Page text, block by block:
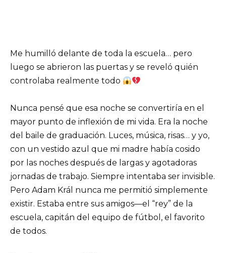
Me humilló delante de toda la escuela… pero
luego se abrieron las puertas y se reveló quién
controlaba realmente todo
Nunca pensé que esa noche se convertiría en el
mayor punto de inflexión de mi vida. Era la noche
del baile de graduación. Luces, música, risas… y yo,
con un vestido azul que mi madre había cosido
por las noches después de largas y agotadoras
jornadas de trabajo. Siempre intentaba ser invisible.
Pero Adam Král nunca me permitió simplemente
existir. Estaba entre sus amigos—el “rey” de la
escuela, capitán del equipo de fútbol, el favorito
de todos.